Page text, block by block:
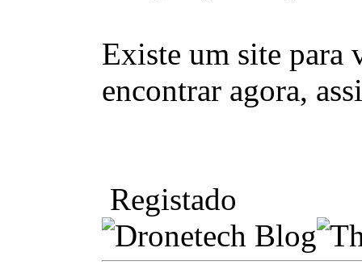
Existe um site para
encontrar agora,
Registado